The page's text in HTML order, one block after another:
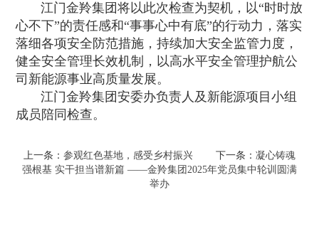
江门金羚集团将以此次检查为契机，以“时时放
心不下”的责任感和“事事心中有底”的行动力，落实
落细各项安全防范措施，持续加大安全监管力度，
健全安全管理长效机制，以高水平安全管理护航公
司新能源事业高质量发展。
江门金羚集团安委办负责人及新能源项目小组
成员陪同检查。
上一条： 参观红色基地，感受乡村振兴 下一条： ‌凝心铸魂
强根基 实干担当谱新篇 ——金羚集团2025年党员集中轮训圆满
举办